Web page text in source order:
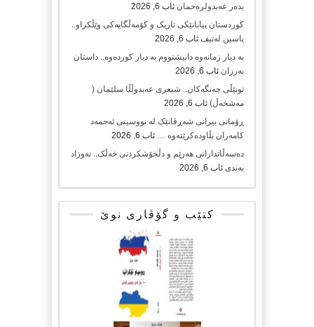
یدەر عەبدولرەحمان ئاب 6, 2026
کوردستان بیابانێکی تاریک و کۆمەڵگایەکی وێڵکراو..
یاسین لەتیف ئاب 6, 2026
بە دیار زمانەوە دانیشتووم بە دیار کوردەوە.. داستان
بەرزان ئاب 6, 2026
تونێڵی جەنگەکان.. شیعری عەبدوڵڵا سلێمان (
مەشخەڵ) ئاب 6, 2026
ڕۆمانی بیرانی شەڕڤانێک لە نووسینی ئەحمەد
کامەران بڵاودەکرێتەوە … ئاب 6, 2026
دەسەڵاتدارانی هەرێم و دڵخۆشکردنی خەڵک.. نەوزاد
بەندی ئاب 6, 2026
کتێب و گۆڤاری نوێ